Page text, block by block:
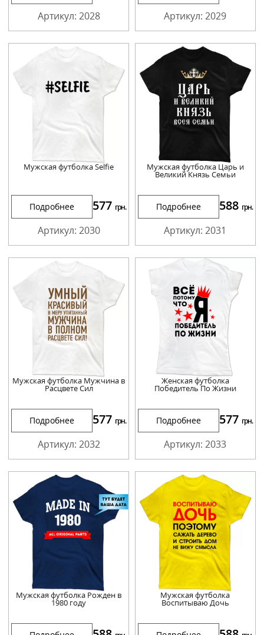
Артикул: 2028 Артикул: 2029
Мужская футболка Selfie
Подробнее 577 грн.
Артикул: 2030
Мужская футболка Царь и
Великий Князь Семьи
Подробнее 588 грн.
Артикул: 2031
Мужская футболка Мужчина в
Расцвете Сил
Подробнее 577 грн.
Артикул: 2032
Женская футболка
Победитель По Жизни
Подробнее 577 грн.
Артикул: 2033
Мужская футболка Рожден в
1980 году
Мужская футболка
Воспитываю Дочь